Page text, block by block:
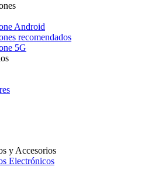
Android
recomendados
5G
y Accesorios
Electrónicos